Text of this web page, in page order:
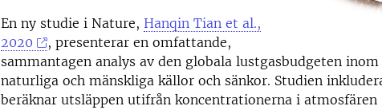
En ny studie i Nature, Hanqin Tian et al.,
2020
, presenterar en omfattande,
sammantagen analys av den globala lustgasbudgeten
naturliga och mänskliga källor och sänkor. Studien
beräknar utsläppen utifrån koncentrationerna i